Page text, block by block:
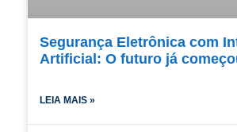
Segurança Eletrônica com
Artificial: O futuro já
LEIA MAIS »